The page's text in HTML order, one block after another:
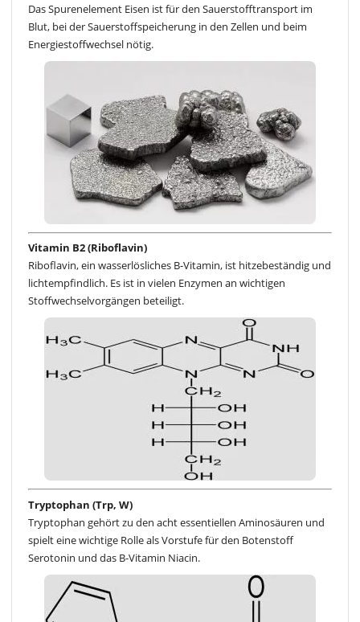
Das Spurenelement Eisen ist für den Sauerstofftransport im
Blut, bei der Sauerstoffspeicherung in den Zellen und beim
Energiestoffwechsel nötig.
Vitamin B2 (Riboflavin)
Riboflavin, ein wasserlösliches B-Vitamin, ist hitzebeständig und
lichtempfindlich. Es ist in vielen Enzymen an wichtigen
Stoffwechselvorgängen beteiligt.
Tryptophan (Trp, W)
Tryptophan gehört zu den acht essentiellen Aminosäuren und
spielt eine wichtige Rolle als Vorstufe für den Botenstoff
Serotonin und das B-Vitamin Niacin.